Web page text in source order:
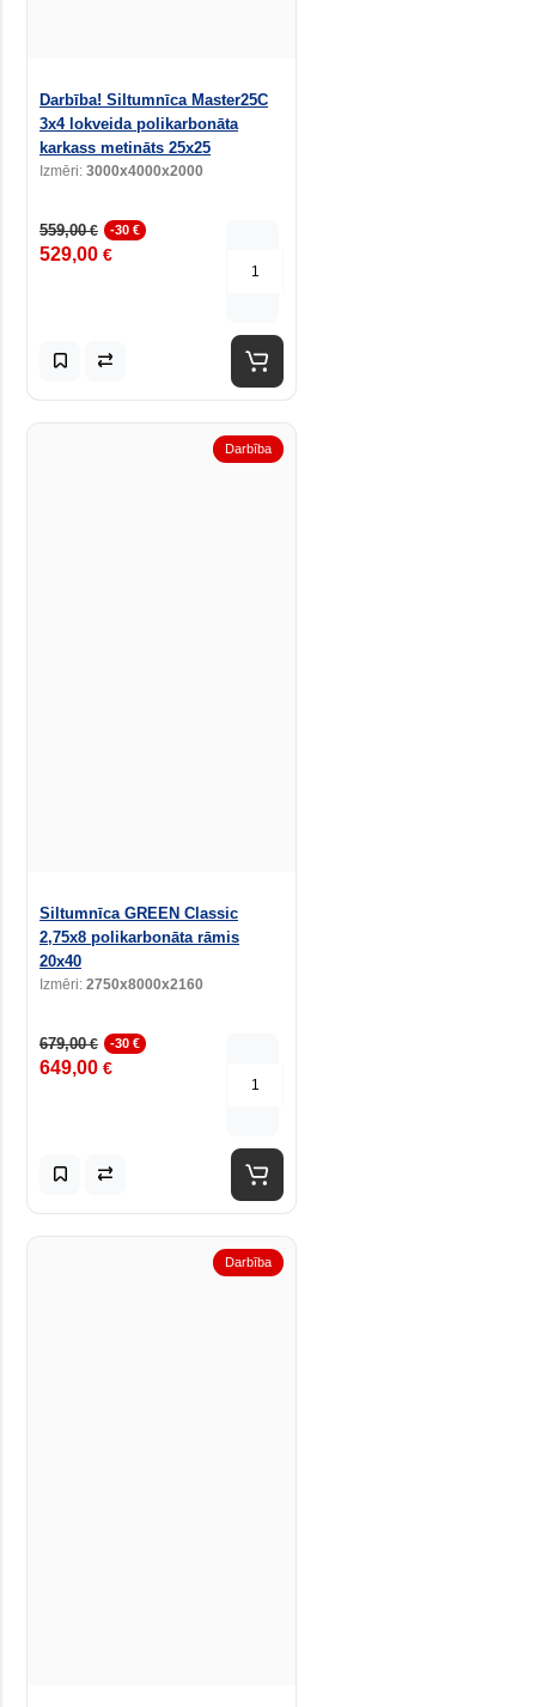
Darbība! Siltumnīca Master25C
3x4 lokveida polikarbonāta
karkass metināts 25x25
Izmēri: 3000x4000x2000
559,00€ -30 €
529,00 €
Darbība
Siltumnīca GREEN Classic
2,75x8 polikarbonāta rāmis
20x40
Izmēri: 2750x8000x2160
679,00€ -30 €
649,00 €
Darbība